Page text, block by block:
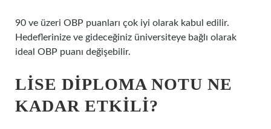
90 ve üzeri OBP puanları çok iyi olarak kabul edilir.
Hedeflerinize ve gideceğiniz üniversiteye bağlı olarak
ideal OBP puanı değişebilir.
LISE DIPLOMA NOTU NE
KADAR ETKILI?